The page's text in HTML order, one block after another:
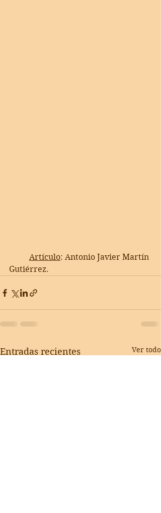
Artículo: Antonio Javier Martín
Gutiérrez.
Entradas recientes Ver todo